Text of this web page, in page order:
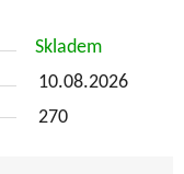
Skladem
10.08.2026
270